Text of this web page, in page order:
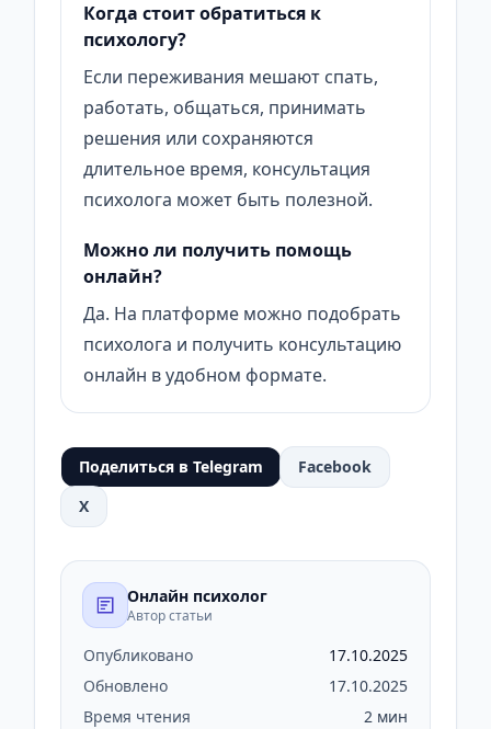
Когда стоит обратиться к
психологу?
Если переживания мешают спать,
работать, общаться, принимать
решения или сохраняются
длительное время, консультация
психолога может быть полезной.
Можно ли получить помощь
онлайн?
Да. На платформе можно подобрать
психолога и получить консультацию
онлайн в удобном формате.
Поделиться в Telegram
Facebook
X
Онлайн психолог
Автор статьи
Опубликовано
17.10.2025
Обновлено
17.10.2025
Время чтения
2 мин